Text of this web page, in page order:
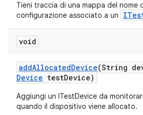
Tieni traccia di una mappa del nome
configurazione associato a un
void
addAllocatedDevice(String
Device testDevice)
Aggiungi un ITestDevice da
quando il dispositivo viene allocato.